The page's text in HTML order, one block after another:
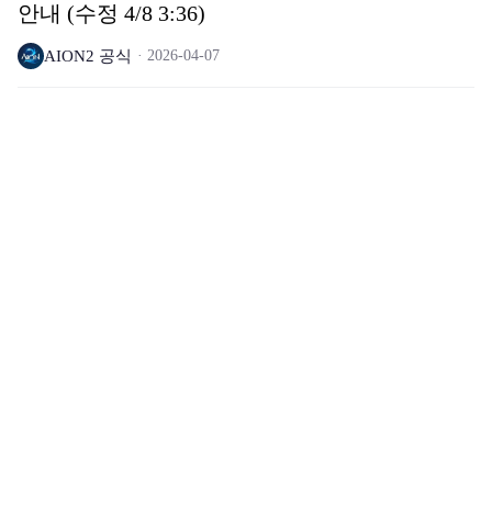
안내 (수정 4/8 3:36)
AION2 공식 2026-04-07